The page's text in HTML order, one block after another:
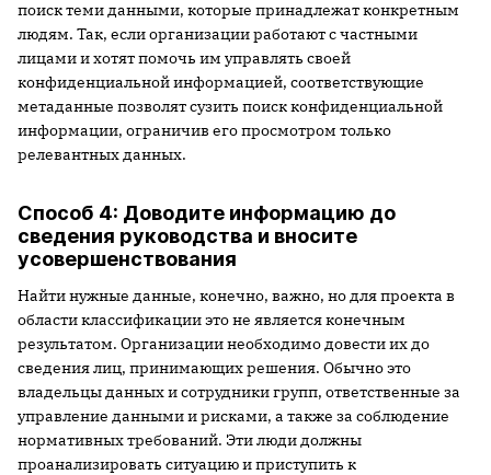
поиск теми данными, которые принадлежат конкретным
людям. Так, если организации работают с частными
лицами и хотят помочь им управлять своей
конфиденциальной информацией, соответствующие
метаданные позволят сузить поиск конфиденциальной
информации, ограничив его просмотром только
релевантных данных.
Способ 4: Доводите информацию до
сведения руководства и вносите
усовершенствования
Найти нужные данные, конечно, важно, но для проекта в
области классификации это не является конечным
результатом. Организации необходимо довести их до
сведения лиц, принимающих решения. Обычно это
владельцы данных и сотрудники групп, ответственные за
управление данными и рисками, а также за соблюдение
нормативных требований. Эти люди должны
проанализировать ситуацию и приступить к